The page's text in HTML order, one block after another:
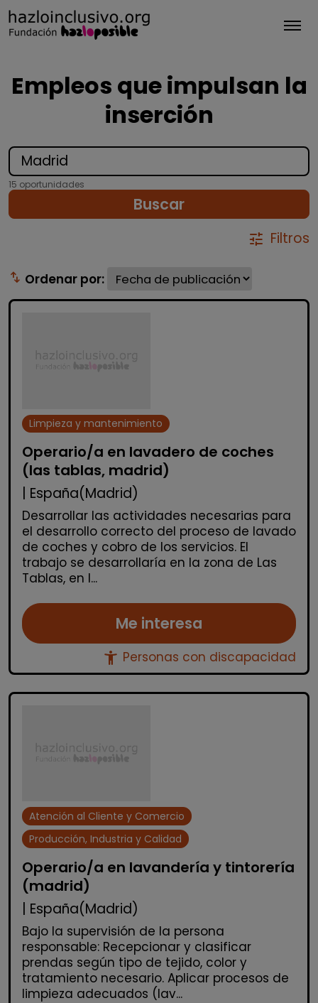
Empleos que impulsan la
inserción
15 oportunidades
Buscar
tune Filtros
swap_vert Ordenar por:
Limpieza y mantenimiento
Operario/a en lavadero de coches
(las tablas, madrid)
| España(Madrid)
Desarrollar las actividades necesarias para
el desarrollo correcto del proceso de lavado
de coches y cobro de los servicios. El
trabajo se desarrollaría en la zona de Las
Tablas, en l...
Me interesa
accessibility_new Personas con discapacidad
Atención al Cliente y Comercio
Producción, Industria y Calidad
Operario/a en lavandería y tintorería
(madrid)
| España(Madrid)
Bajo la supervisión de la persona
responsable: Recepcionar y clasificar
prendas según tipo de tejido, color y
tratamiento necesario. Aplicar procesos de
limpieza adecuados (lav...